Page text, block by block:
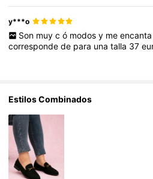
4,84
y***o
Son muy c ó modos y me encanta
correspondede para unatalla 37
Estilos Combinados